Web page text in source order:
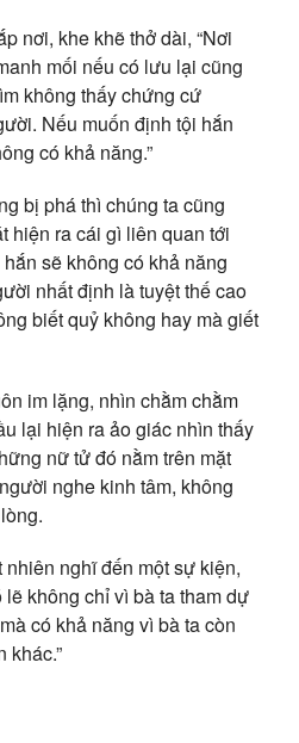
nơi, khe khẽ thở dài, “Nơi
mối nếu có lưu lại cũng
không thấy chứng cứ
Nếu muốn định tội hắn
có khả năng.”
bị phá thì chúng ta cũng
hiện ra cái gì liên quan tới
sẽ không có khả năng
nhất định là tuyệt thế cao
biết quỷ không hay mà giết
im lặng, nhìn chằm chằm
lại hiện ra ảo giác nhìn thấy
nữ tử đó nằm trên mặt
nghe kinh tâm, không
nghĩ đến một sự kiện,
không chỉ vì bà ta tham dự
có khả năng vì bà ta còn
khác.”